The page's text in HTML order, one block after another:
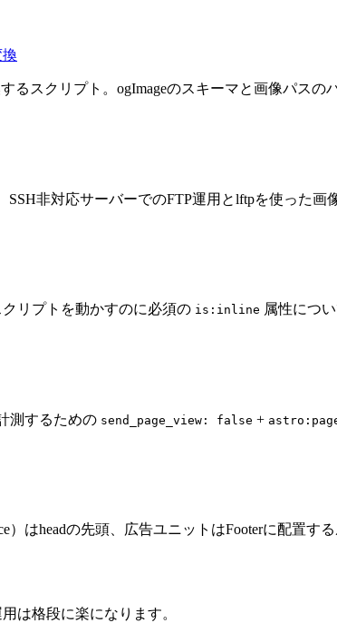
るスクリプト。ogImageのスキーマと画像パスの
非対応サーバーでのFTP運用とlftpを使った画
リプトを動かすのに必須の is:inline 属性につ
測するための send_page_view: false +
）はheadの先頭、広告ユニットはFooterに配置す
は格段に楽になります。